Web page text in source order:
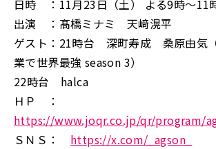
日時 ：11月23日（土） よる9時～11
出演 ：髙橋ミナミ 天﨑滉平
ゲスト：21時台 深町寿成 桑原由気
業で世界最強 season 3）
22時台 halca
ＨＰ ：
https://www.joqr.co.jp/qr/program/
ＳＮＳ： https://x.com/_agson_